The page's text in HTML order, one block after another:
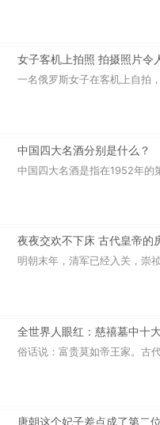
女子客机上拍照 拍摄照片令
一名俄罗斯女子在客机上自拍
中国四大名酒分别是什么？
中国四大名酒是指在1952年的
夜夜交欢不下床 古代皇帝的
明朝末年，清军已经入关，崇
全世界人眼红：慈禧墓中十
俗话说：富贵莫如帝王家。古
唐朝这个妃子差点成了第二